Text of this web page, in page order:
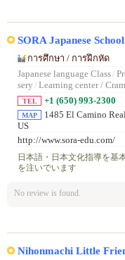
SORA Japanese School
การศึกษา / การฝึกหัด
Japanese language Class/
sery / Learning center /
TEL +1 (650) 993-2300
MAP 1485 El Camino
US
http://www.sora-edu.com/
日本語・日本文化指導を基
を注いでいます
No review is found.
Nihonmachi Little